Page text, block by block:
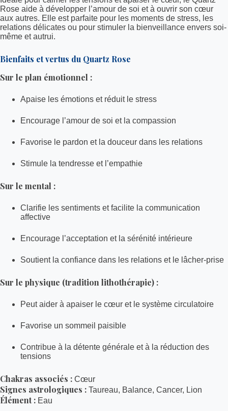
Rose aide à développer l’amour de soi et à ouvrir son cœur
aux autres. Elle est parfaite pour les moments de stress, les
relations délicates ou pour stimuler la bienveillance envers soi-
même et autrui.
Bienfaits et vertus du Quartz Rose
Sur le plan émotionnel :
Apaise les émotions et réduit le stress
Encourage l’amour de soi et la compassion
Favorise le pardon et la douceur dans les relations
Stimule la tendresse et l’empathie
Sur le mental :
Clarifie les sentiments et facilite la communication
affective
Encourage l’acceptation et la sérénité intérieure
Soutient la confiance dans les relations et le lâcher-prise
Sur le physique (tradition lithothérapie) :
Peut aider à apaiser le cœur et le système circulatoire
Favorise un sommeil paisible
Contribue à la détente générale et à la réduction des
tensions
Chakras associés : Cœur
Signes astrologiques : Taureau, Balance, Cancer, Lion
Élément : Eau